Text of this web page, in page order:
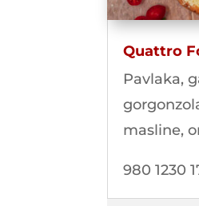
Quattro
Pavlaka,
masline,
980 1230